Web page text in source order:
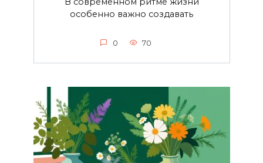
особенно важно создавать
0 70